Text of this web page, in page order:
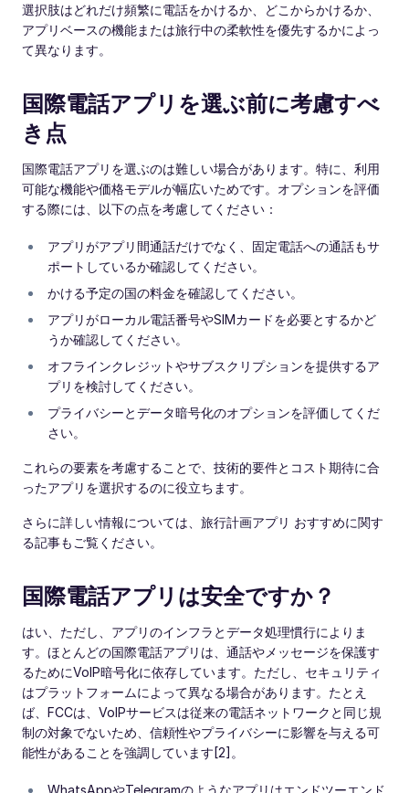
選択肢はどれだけ頻繁に電話をかけるか、どこからかけるか、
アプリベースの機能または旅行中の柔軟性を優先するかによっ
て異なります。
国際電話アプリを選ぶ前に考慮すべ
き点
国際電話アプリを選ぶのは難しい場合があります。特に、利用
可能な機能や価格モデルが幅広いためです。オプションを評価
する際には、以下の点を考慮してください：
アプリがアプリ間通話だけでなく、固定電話への通話もサ
ポートしているか確認してください。
かける予定の国の料金を確認してください。
アプリがローカル電話番号やSIMカードを必要とするかど
うか確認してください。
オフラインクレジットやサブスクリプションを提供するア
プリを検討してください。
プライバシーとデータ暗号化のオプションを評価してくだ
さい。
これらの要素を考慮することで、技術的要件とコスト期待に合
ったアプリを選択するのに役立ちます。
さらに詳しい情報については、旅行計画アプリ おすすめに関す
る記事もご覧ください。
国際電話アプリは安全ですか？
はい、ただし、アプリのインフラとデータ処理慣行によりま
す。ほとんどの国際電話アプリは、通話やメッセージを保護す
るためにVoIP暗号化に依存しています。ただし、セキュリティ
はプラットフォームによって異なる場合があります。たとえ
ば、FCCは、VoIPサービスは従来の電話ネットワークと同じ規
制の対象でないため、信頼性やプライバシーに影響を与える可
能性があることを強調しています[2]。
WhatsAppやTelegramのようなアプリはエンドツーエンド